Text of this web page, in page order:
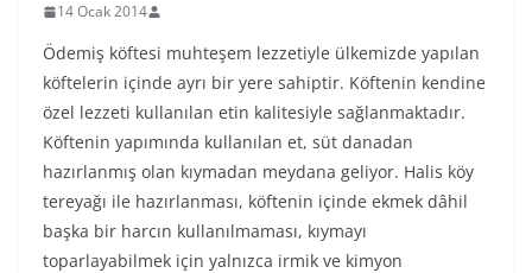
14 Ocak 2014
Ödemiş köftesi muhteşem lezzetiyle ülkemizde yapılan
köftelerin içinde ayrı bir yere sahiptir. Köftenin kendine
özel lezzeti kullanılan etin kalitesiyle sağlanmaktadır.
Köftenin yapımında kullanılan et, süt danadan
hazırlanmış olan kıymadan meydana geliyor. Halis köy
tereyağı ile hazırlanması, köftenin içinde ekmek dâhil
başka bir harcın kullanılmaması, kıymayı
toparlayabilmek için yalnızca irmik ve kimyon